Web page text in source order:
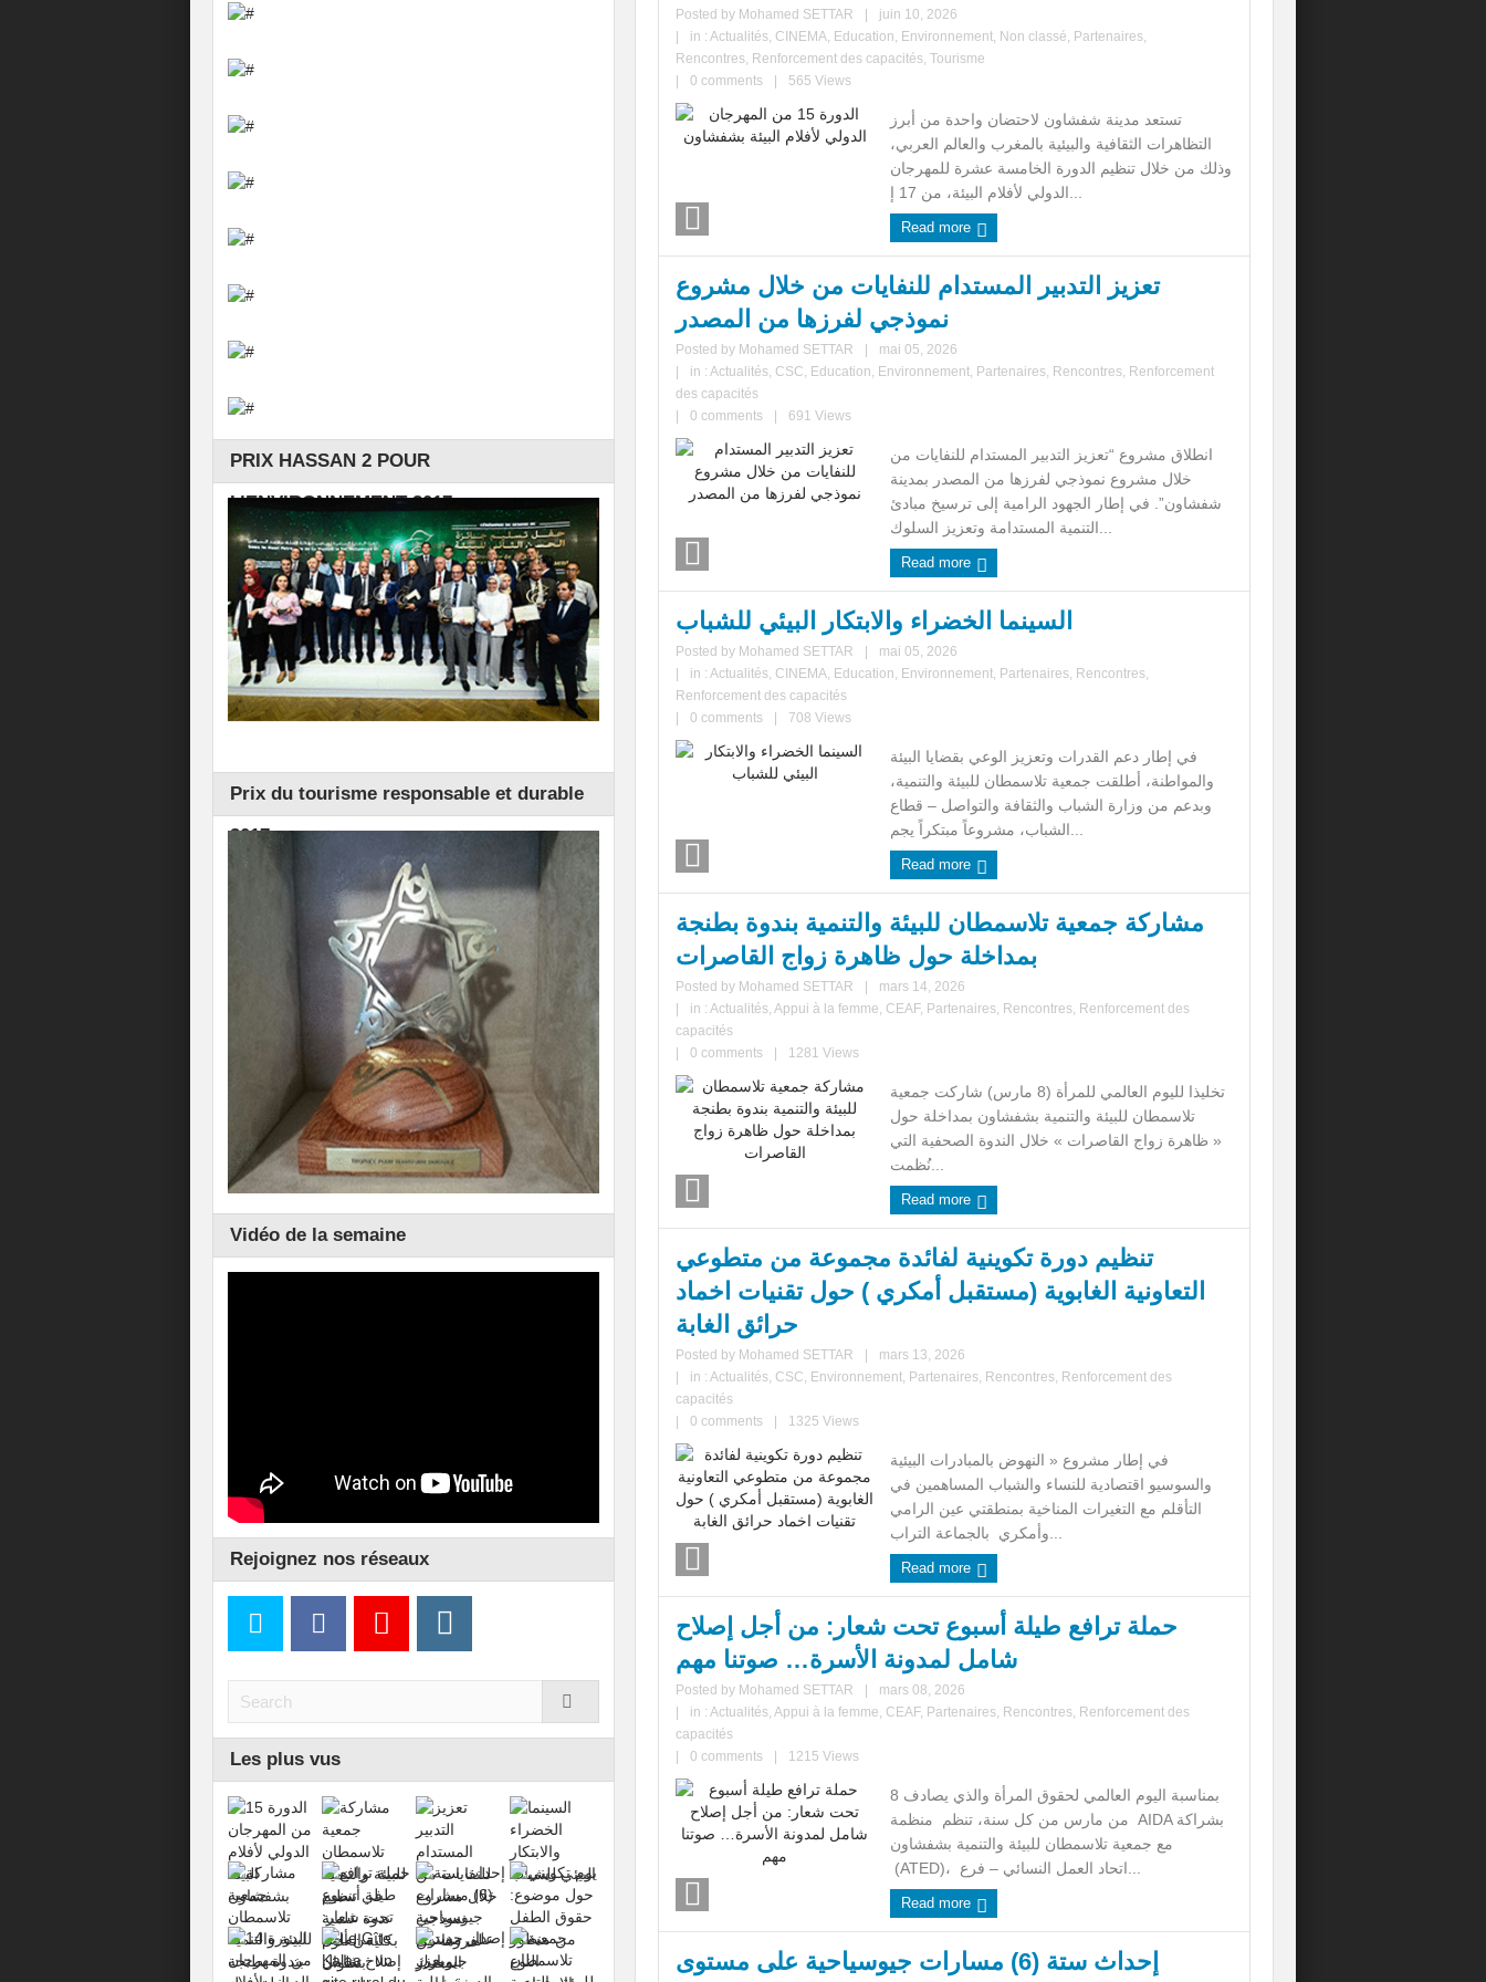
Posted by Mohamed SETTAR
juin 10, 2026
in : Actualités, CINEMA, Education, Environnement, Non classé, Partenaires,
Rencontres, Renforcement des capacités, Tourisme
0 comments 565 Views
تستعد مدينة شفشاون لاحتضان واحدة من أبرز
التظاهرات الثقافية والبيئية بالمغرب والعالم العربي،
وذلك من خلال تنظيم الدورة الخامسة عشرة للمهرجان
Read more
تعزيز التدبير المستدام للنفايات من خلال مشروع
نموذجي لفرزها من المصدر
Posted by Mohamed SETTAR
mai 05, 2026
in : Actualités, CSC, Education, Environnement, Partenaires, Rencontres, Renforcement
des capacités
0 comments 691 Views
انطلاق مشروع “تعزيز التدبير المستدام للنفايات من
خلال مشروع نموذجي لفرزها من المصدر بمدينة
شفشاون”. في إطار الجهود الرامية إلى ترسيخ مبادئ
Read more
السينما الخضراء والابتكار البيئي للشباب
Posted by Mohamed SETTAR
mai 05, 2026
in : Actualités, CINEMA, Education, Environnement, Partenaires, Rencontres,
Renforcement des capacités
0 comments 708 Views
في إطار دعم القدرات وتعزيز الوعي بقضايا البيئة
والمواطنة، أطلقت جمعية تلاسمطان للبيئة والتنمية،
وبدعم من وزارة الشباب والثقافة والتواصل – قطاع
Read more
مشاركة جمعية تلاسمطان للبيئة والتنمية بندوة بطنجة
بمداخلة حول ظاهرة زواج القاصرات
Posted by Mohamed SETTAR
mars 14, 2026
in : Actualités, Appui à la femme, CEAF, Partenaires, Rencontres, Renforcement des
capacités
0 comments 1281 Views
تخليذا لليوم العالمي للمرأة (8 مارس) شاركت جمعية
تلاسمطان للبيئة والتنمية بشفشاون بمداخلة حول
« ظاهرة زواج القاصرات » خلال الندوة الصحفية التي
نُظمت...
Read more
تنظيم دورة تكوينية لفائدة مجموعة من متطوعي
التعاونية الغابوية (مستقبل أمكري ) حول تقنيات اخماد
حرائق الغابة
Posted by Mohamed SETTAR
mars 13, 2026
in : Actualités, CSC, Environnement, Partenaires, Rencontres, Renforcement des
capacités
0 comments 1325 Views
في إطار مشروع « النهوض بالمبادرات البيئية
والسوسيو اقتصادية للنساء والشباب المساهمين في
التأقلم مع التغيرات المناخية بمنطقتي عين الرامي
Read more
حملة ترافع طيلة أسبوع تحت شعار: من أجل إصلاح
شامل لمدونة الأسرة… صوتنا مهم
Posted by Mohamed SETTAR
mars 08, 2026
in : Actualités, Appui à la femme, CEAF, Partenaires, Rencontres, Renforcement des
capacités
0 comments 1215 Views
بمناسبة اليوم العالمي لحقوق المرأة والذي يصادف 8
من مارس من كل سنة، تنظم منظمة AIDA بشراكة
مع جمعية تلاسمطان للبيئة والتنمية بشفشاون
Read more
إحداث ستة (6) مسارات جيوسياحية على مستوى
PRIX HASSAN 2 POUR
L’ENVIRONNEMENT 2017
Prix du tourisme responsable et durable
2017
Vidéo de la semaine
Rejoignez nos réseaux
Les plus vus